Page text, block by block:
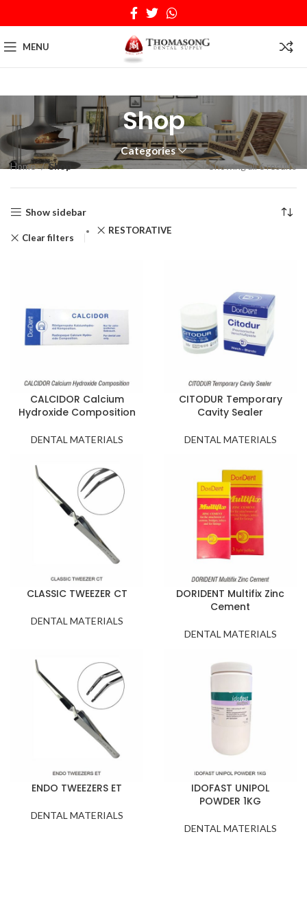
MENU
Shop
Categories
Home Shop Showing all 6 results
Show sidebar
Clear filters
RESTORATIVE
CALCIDOR Calcium
Hydroxide Composition
DENTAL MATERIALS
CITODUR Temporary
Cavity Sealer
DENTAL MATERIALS
CLASSIC TWEEZER CT
DENTAL MATERIALS
DORIDENT Multifix Zinc
Cement
DENTAL MATERIALS
ENDO TWEEZERS ET
DENTAL MATERIALS
IDOFAST UNIPOL
POWDER 1KG
DENTAL MATERIALS